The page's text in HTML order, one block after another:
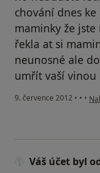
chování dnes
maminky že
řekla at si
neunosné ale
umřít vaší vinou
9. července 2012 • • •
Váš účet byl